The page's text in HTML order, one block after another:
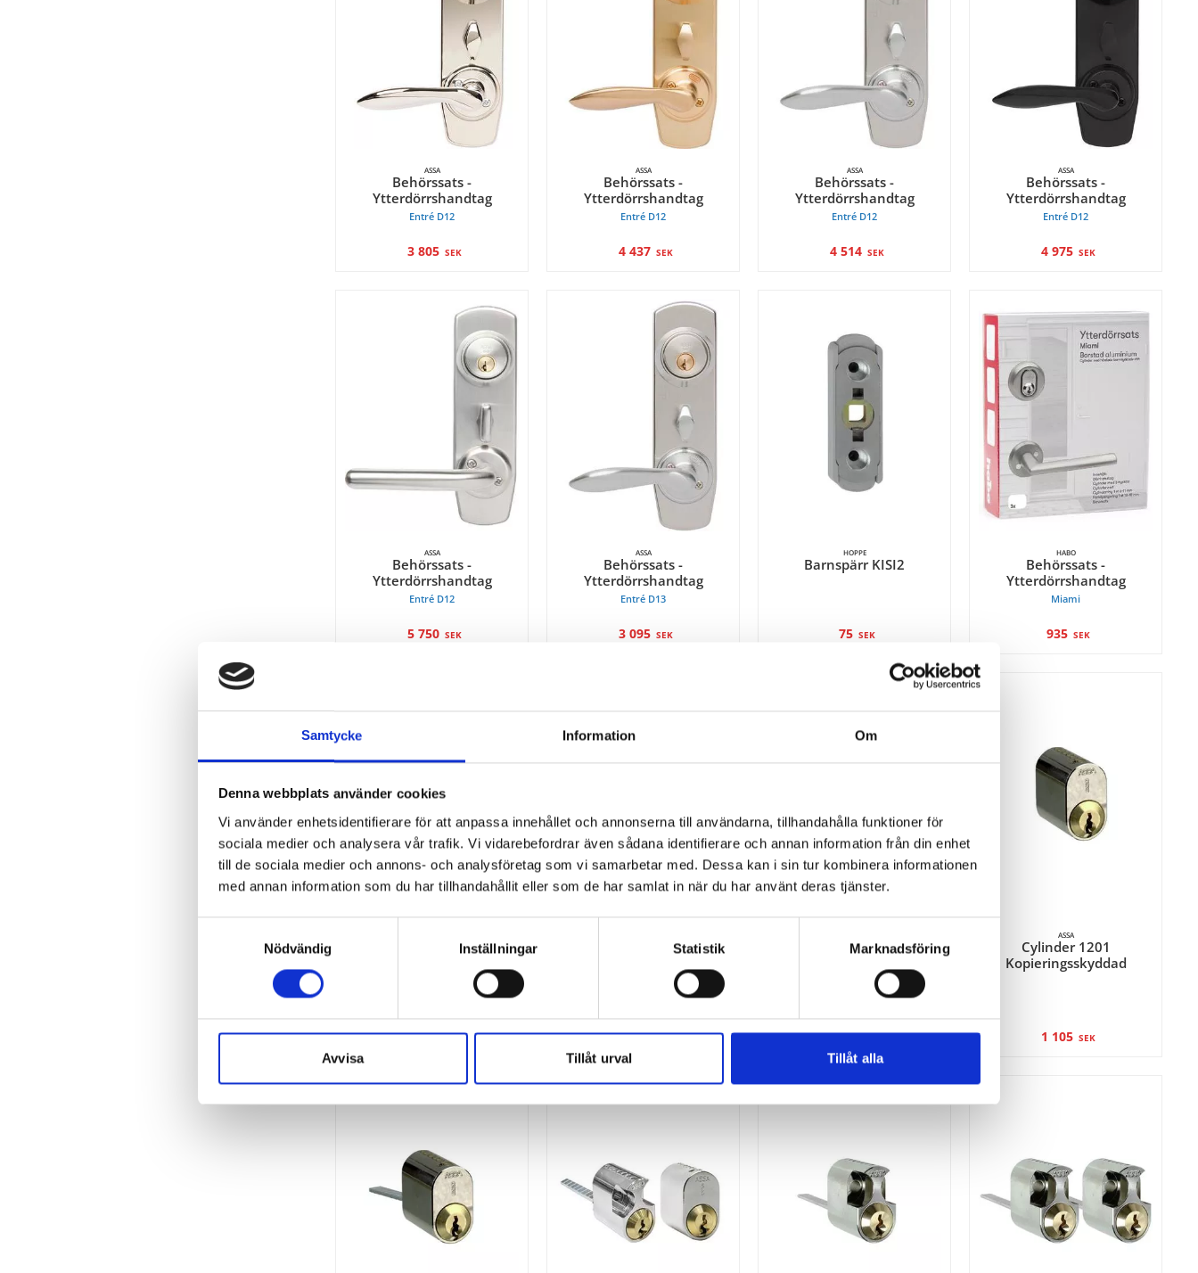
Samtycke Information Om
Denna webbplats använder cookies
Vi använder enhetsidentifierare för att anpassa innehållet och annonserna till användarna, tillhandahålla funktioner för
sociala medier och analysera vår trafik. Vi vidarebefordrar även sådana identifierare och annan information från din enhet
till de sociala medier och annons- och analysföretag som vi samarbetar med. Dessa kan i sin tur kombinera informationen
med annan information som du har tillhandahållit eller som de har samlat in när du har använt deras tjänster.
Nödvändig
Inställningar Statistik Marknadsföring
Avvisa Tillåt urval Tillåt alla
ASSA
Behörssats -
Ytterdörrshandtag
Entré D12
3 805 SEK
ASSA
Behörssats -
Ytterdörrshandtag
Entré D12
4 437 SEK
ASSA
Behörssats -
Ytterdörrshandtag
Entré D12
4 514 SEK
ASSA
Behörssats -
Ytterdörrshandtag
Entré D12
4 975 SEK
ASSA
Behörssats -
Ytterdörrshandtag
Entré D12
5 750 SEK
ASSA
Behörssats -
Ytterdörrshandtag
Entré D13
3 095 SEK
HOPPE
Barnspärr KISI2
75 SEK
HABO
Behörssats -
Ytterdörrshandtag
Miami
935 SEK
Behörssats -
945SEK
Behörssats -
1 865SEK
Behörssats -
Säkra Atlanta | 2-pack
3 979
ASSA
Cylinder 1201
Kopieringsskyddad
1 105 SEK